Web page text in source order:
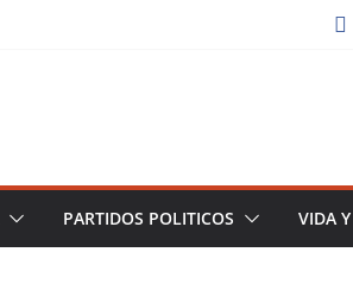
PARTIDOS POLITICOS VIDA